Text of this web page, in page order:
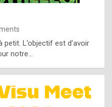
n
L’objectif est d’avoir
notre…